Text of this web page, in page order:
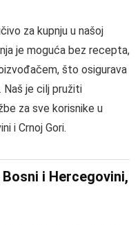
za kupnju u našoj
je moguća bez recepta,
što osigurava
Naš je cilj pružiti
za sve korisnike u
i Crnoj Gori.
i Hercegovini,